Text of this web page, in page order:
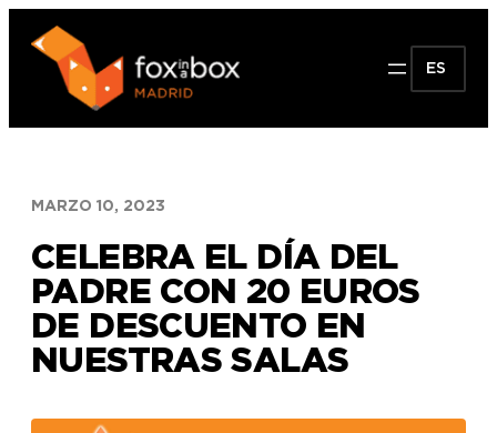
Saltar
contenido
ES
MARZO 10, 2023
CELEBRA EL DÍA DEL
PADRE CON 20 EUROS
DE DESCUENTO EN
NUESTRAS SALAS